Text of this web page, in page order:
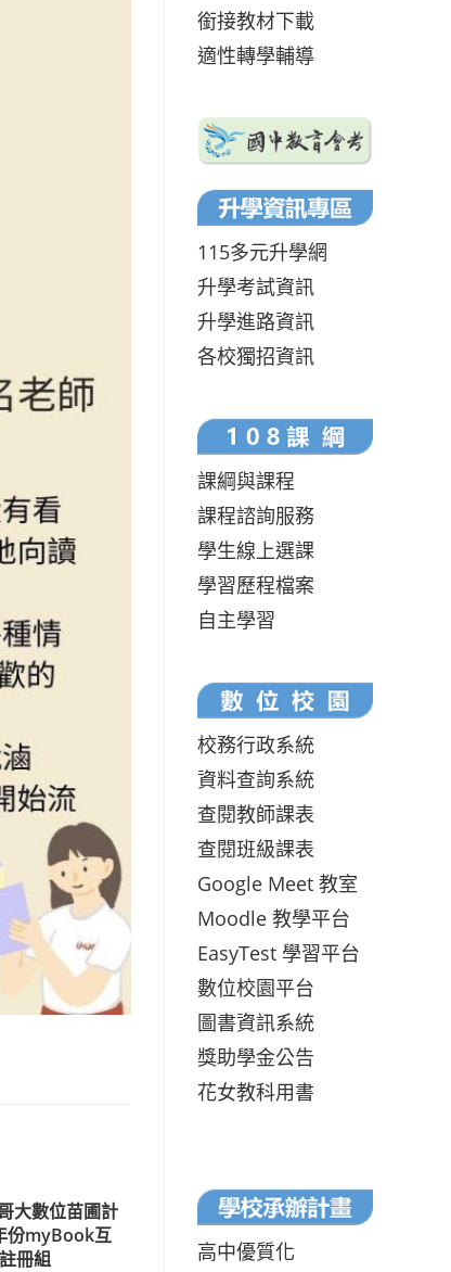
大數位苗圃計
份myBook互
冊組
銜接教材下載
適性轉學輔導
115多元升學網
升學考試資訊
升學進路資訊
各校獨招資訊
課綱與課程
課程諮詢服務
學生線上選課
學習歷程檔案
自主學習
校務行政系統
資料查詢系統
查閱教師課表
查閱班級課表
Google Meet 教室
Moodle 教學平台
EasyTest 學習平台
數位校園平台
圖書資訊系統
獎助學金公告
花女教科用書
高中優質化